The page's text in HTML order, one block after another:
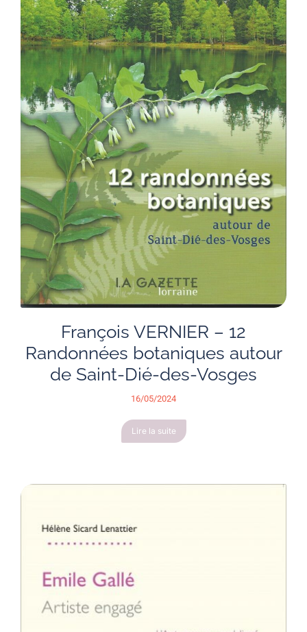
François VERNIER – 12
Randonnées botaniques autour
de Saint-Dié-des-Vosges
16/05/2024
Lire la suite